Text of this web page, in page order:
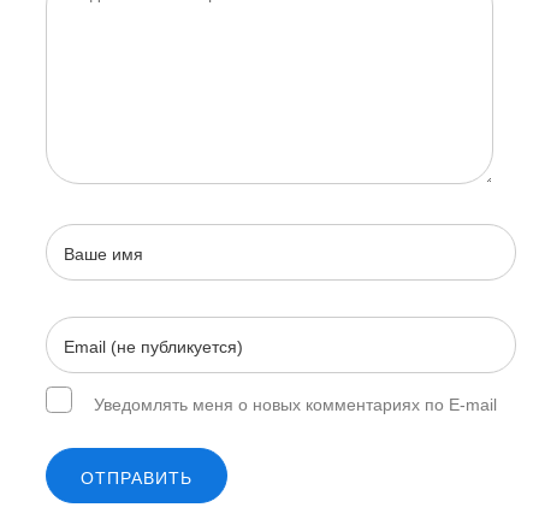
Уведомлять меня о новых комментариях по E-mail
ОТПРАВИТЬ